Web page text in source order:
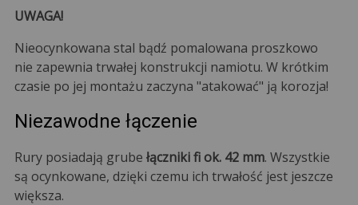
UWAGA!
Nieocynkowana stal bądź pomalowana proszkowo
nie zapewnia trwałej konstrukcji namiotu. W krótkim
czasie po jej montażu zaczyna "atakować" ją korozja!
Niezawodne łączenie
Rury posiadają grube łączniki fi ok. 42 mm. Wszystkie
są ocynkowane, dzięki czemu ich trwałość jest jeszcze
większa.